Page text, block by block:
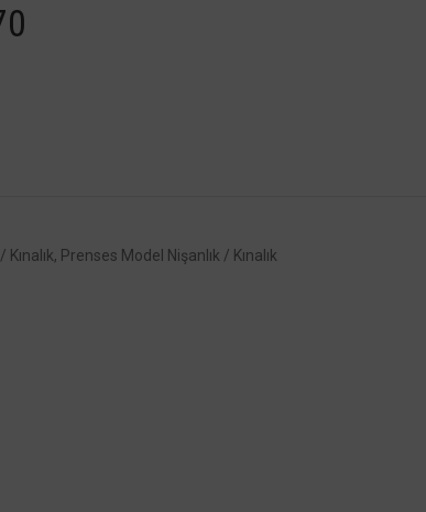
Kınalık, Prenses Model Nişanlık / Kınalık